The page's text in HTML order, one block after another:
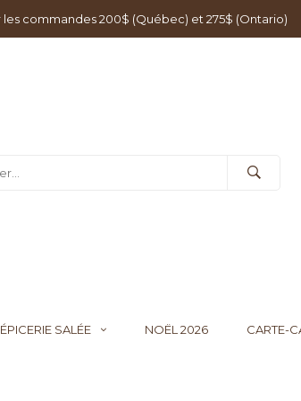
commandes 200$ (Québec) et 275$ (Ontario)
ÉPICERIE SALÉE NOËL 2026 CARTE-